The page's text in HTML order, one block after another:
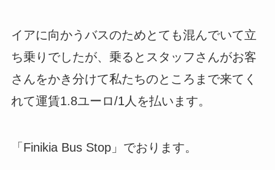
イアに向かうバスのためとても混んでいて立
ち乗りでしたが、乗るとスタッフさんがお客
さんをかき分けて私たちのところまで来てく
れて運賃1.8ユーロ/1人を払います。
「Finikia Bus Stop」 でおります。